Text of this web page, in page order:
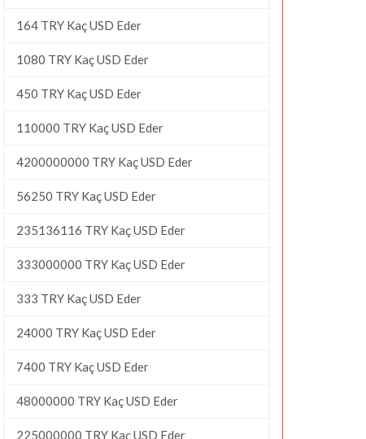
164 TRY Kaç USD Eder
1080 TRY Kaç USD Eder
450 TRY Kaç USD Eder
110000 TRY Kaç USD Eder
4200000000 TRY Kaç USD Eder
56250 TRY Kaç USD Eder
235136116 TRY Kaç USD Eder
333000000 TRY Kaç USD Eder
333 TRY Kaç USD Eder
24000 TRY Kaç USD Eder
7400 TRY Kaç USD Eder
48000000 TRY Kaç USD Eder
225000000 TRY Kaç USD Eder